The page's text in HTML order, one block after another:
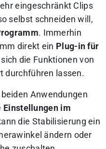
eingeschränkt Clips
selbst schneiden will,
. Immerhin
direkt ein Plug-in für
die Funktionen von
durchführen lassen.
Anwendungen
Einstellungen im
die Stabilisierung ein
ändern oder